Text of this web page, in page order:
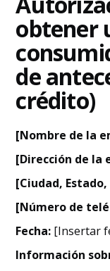
obtener
de
crédito)
[Nombre de la
[Dirección de la
[Ciudad,
[Número de
Fecha: [Insertar
Información